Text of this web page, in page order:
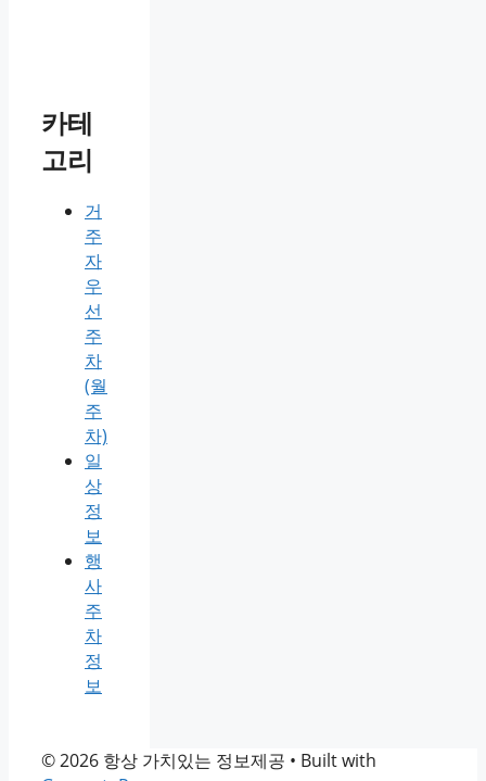
카테
고리
거
주
자
우
선
주
차
(월
주
차)
일
상
정
보
행
사
주
차
정
보
© 2026 항상 가치있는 정보제공 • Built with